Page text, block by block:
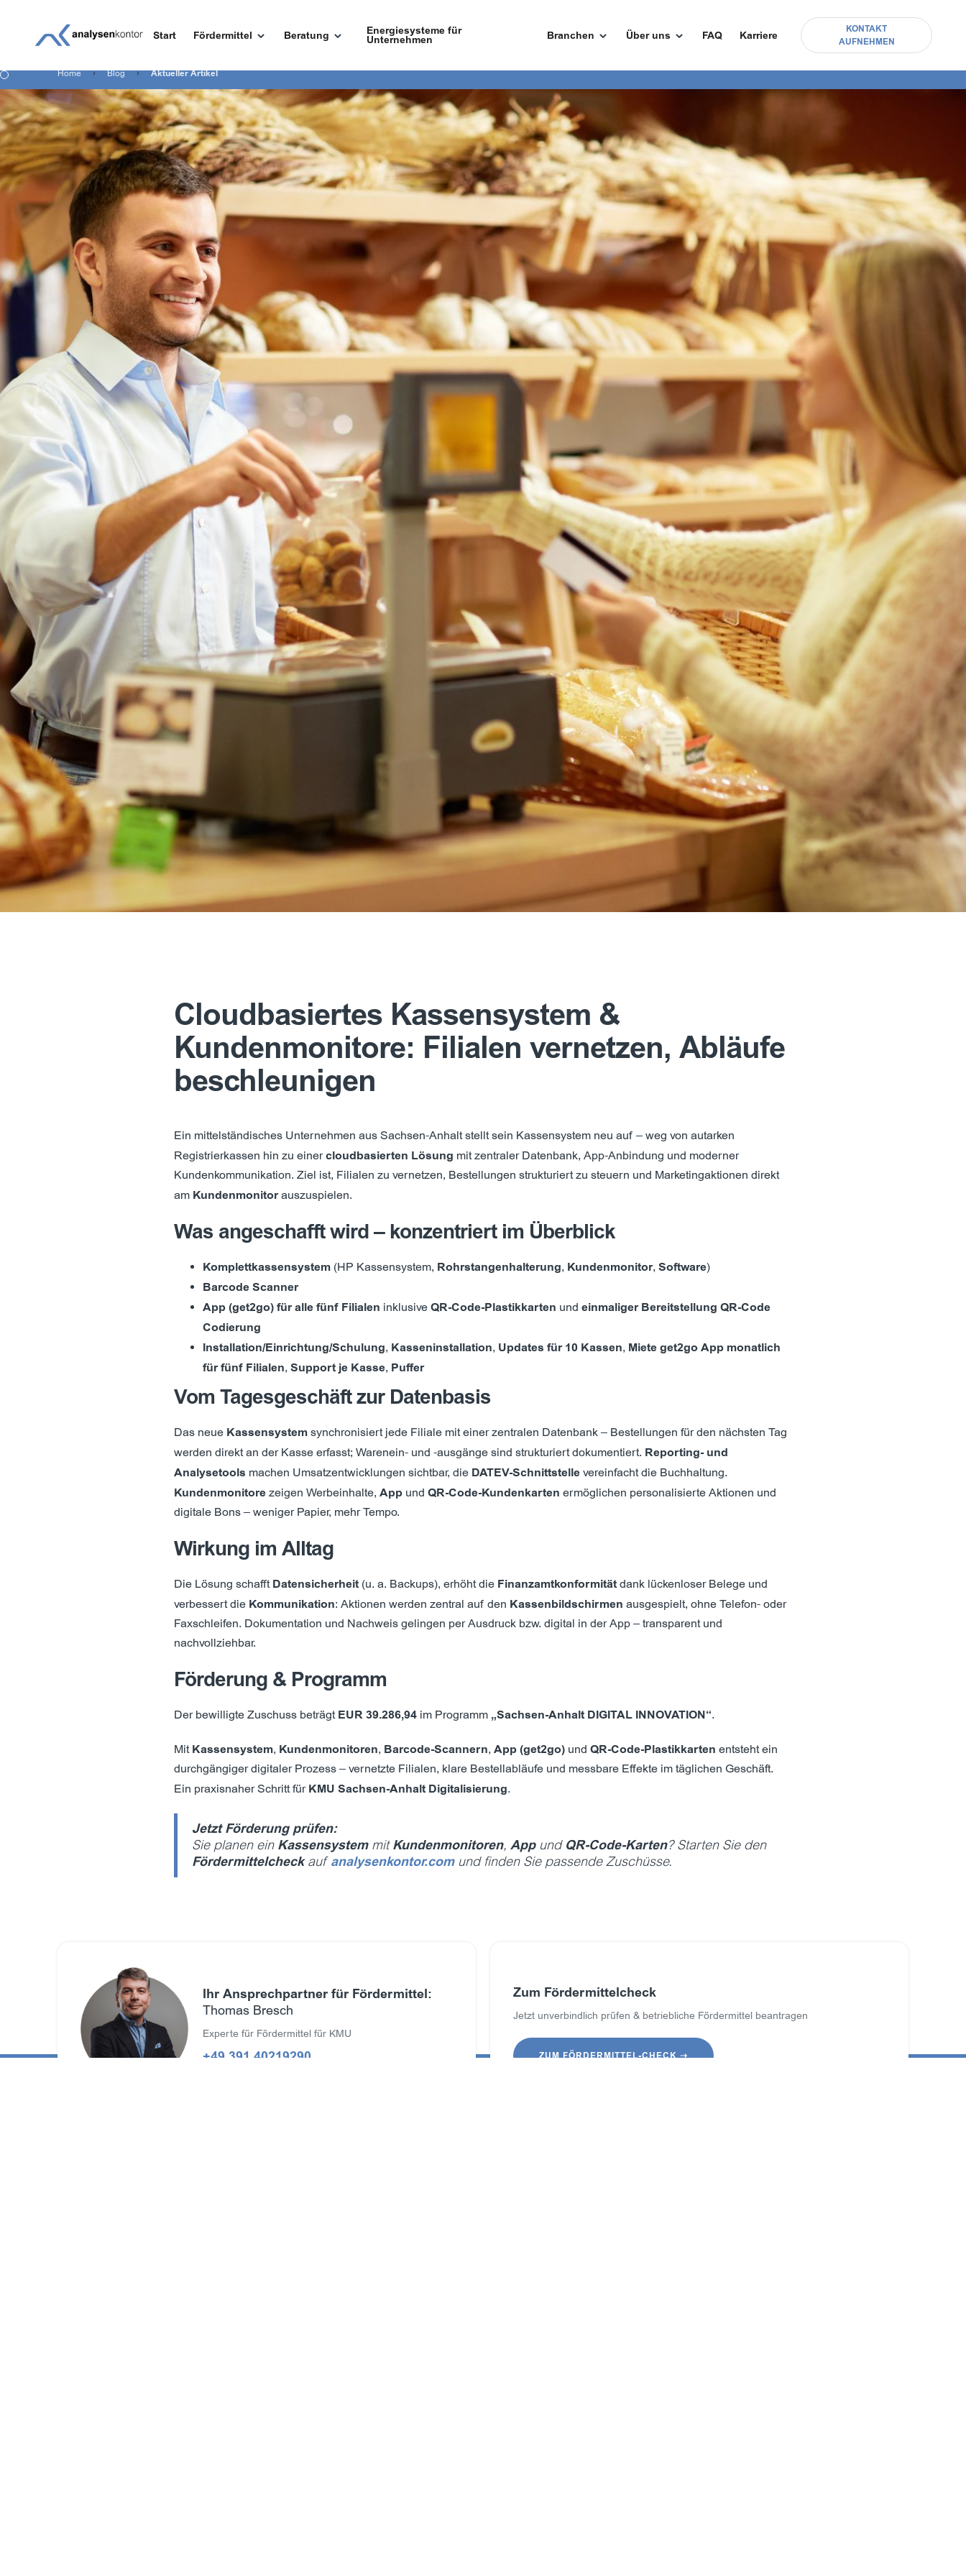
Start Fördermittel Beratung Energiesysteme für
Unternehmen Branchen Über uns FAQ Karriere
KONTAKT
AUFNEHMEN
Home Blog Aktueller Artikel
Cloudbasiertes Kassensystem &
Kundenmonitore: Filialen vernetzen, Abläufe
beschleunigen
Ein mittelständisches Unternehmen aus Sachsen-Anhalt stellt sein Kassensystem neu auf – weg von autarken
Registrierkassen hin zu einercloudbasierten Lösung mit zentraler Datenbank, App-Anbindung und moderner
Kundenkommunikation. Ziel ist, Filialen zu vernetzen, Bestellungen strukturiert zu steuern und Marketingaktionen direkt
am Kundenmonitorauszuspielen.
Was angeschafft wird – konzentriert im Überblick
Komplettkassensystem (HP Kassensystem, Rohrstangenhalterung, Kundenmonitor, Software)
Barcode Scanner
App (get2go) für alle fünf Filialen inklusive QR-Code-Plastikkarten und einmaliger Bereitstellung QR-Code
Codierung
Installation/Einrichtung/Schulung, Kasseninstallation, Updates für 10 Kassen, Miete get2go App monatlich
für fünf Filialen, Support je Kasse, Puffer
Vom Tagesgeschäft zur Datenbasis
Das neue Kassensystem synchronisiert jede Filiale mit einer zentralen Datenbank – Bestellungen für den nächsten Tag
werden direkt an der Kasse erfasst; Warenein- und -ausgänge sind strukturiert dokumentiert. Reporting- und
Analysetools machen Umsatzentwicklungen sichtbar, die DATEV-Schnittstelle vereinfacht die Buchhaltung.
Kundenmonitore zeigen Werbeinhalte, App und QR-Code-Kundenkarten ermöglichen personalisierte Aktionen und
digitale Bons – weniger Papier, mehr Tempo.
Wirkung im Alltag
Die Lösung schafft Datensicherheit (u. a. Backups), erhöht die Finanzamtkonformität dank lückenloser Belege und
verbessert die Kommunikation: Aktionen werden zentral auf den Kassenbildschirmen ausgespielt, ohne Telefon- oder
Faxschleifen. Dokumentation und Nachweis gelingen per Ausdruck bzw. digital in der App – transparent und
nachvollziehbar.
Förderung & Programm
Der bewilligte Zuschuss beträgt EUR 39.286,94 im Programm „Sachsen-Anhalt DIGITAL INNOVATION“.
Mit Kassensystem, Kundenmonitoren, Barcode-Scannern, App (get2go) und QR-Code-Plastikkarten entsteht ein
durchgängiger digitaler Prozess – vernetzte Filialen, klare Bestellabläufe und messbare Effekte im täglichen Geschäft.
Ein praxisnaher Schritt für KMU Sachsen-Anhalt Digitalisierung.
Jetzt Förderung prüfen:
Sie planen ein KassensystemmitKundenmonitoren, Appund QR-Code-Karten? Starten Sie den
Fördermittelcheckaufanalysenkontor.comund finden Sie passende Zuschüsse.
Ihr Ansprechpartner für Fördermittel:
Thomas Bresch
Experte für Fördermittel für KMU
+49 391 40219290
Zum Fördermittelcheck
Jetzt unverbindlich prüfen & betriebliche Fördermittel beantragen
ZUM FÖRDERMITTEL-CHECK ➝